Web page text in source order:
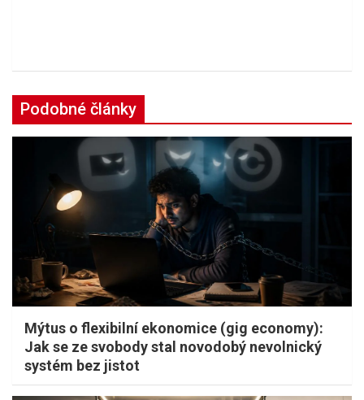
Podobné články
Mýtus o flexibilní ekonomice (gig economy):
Jak se ze svobody stal novodobý nevolnický
systém bez jistot